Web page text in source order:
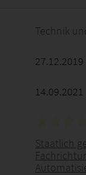
Technik
14.09.2021
Staatlich